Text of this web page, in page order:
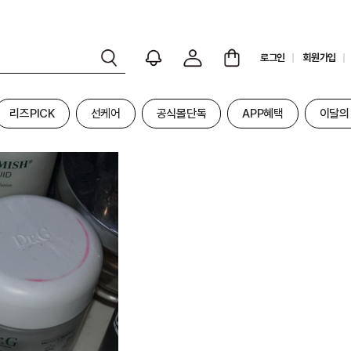
로그인 회원가입
리즈PICK 선케어 공식몰단독 APP혜택 이달